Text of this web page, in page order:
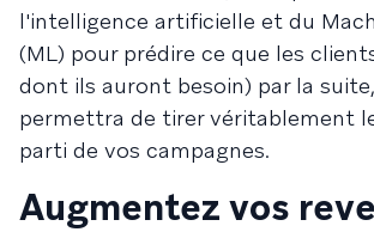
l'intelligence artificielle et du
(ML) pour prédire ce que les
dont ils auront besoin) par la
permettra de tirer véritablement
parti de vos campagnes.
Augmentez vos